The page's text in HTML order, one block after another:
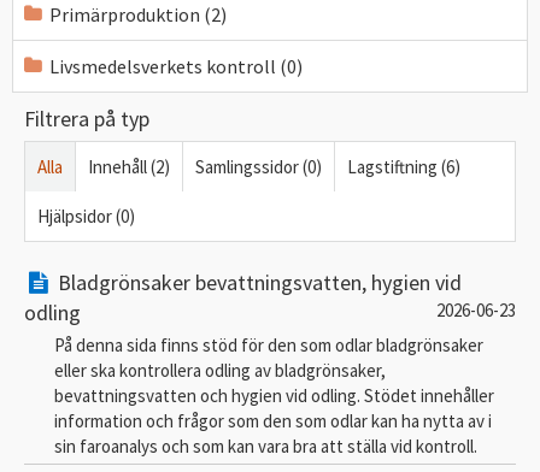
Primärproduktion (2)
Livsmedelsverkets kontroll (0)
Filtrera på typ
Alla Innehåll (2) Samlingssidor (0) Lagstiftning (6)
Hjälpsidor (0)
Bladgrönsaker bevattningsvatten, hygien vid
odling
2026-06-23
På denna sida finns stöd för den som odlar bladgrönsaker
eller ska kontrollera odling av bladgrönsaker,
bevattningsvatten och hygien vid odling. Stödet innehåller
information och frågor som den som odlar kan ha nytta av i
sin faroanalys och som kan vara bra att ställa vid kontroll.